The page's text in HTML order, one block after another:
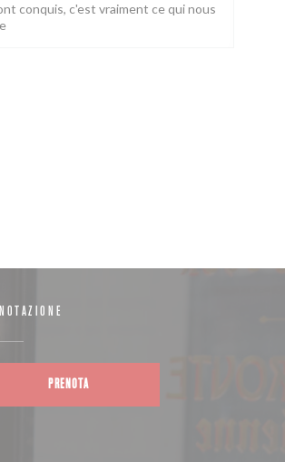
conquis, c'est vraiment ce qui nous
PRENOTA